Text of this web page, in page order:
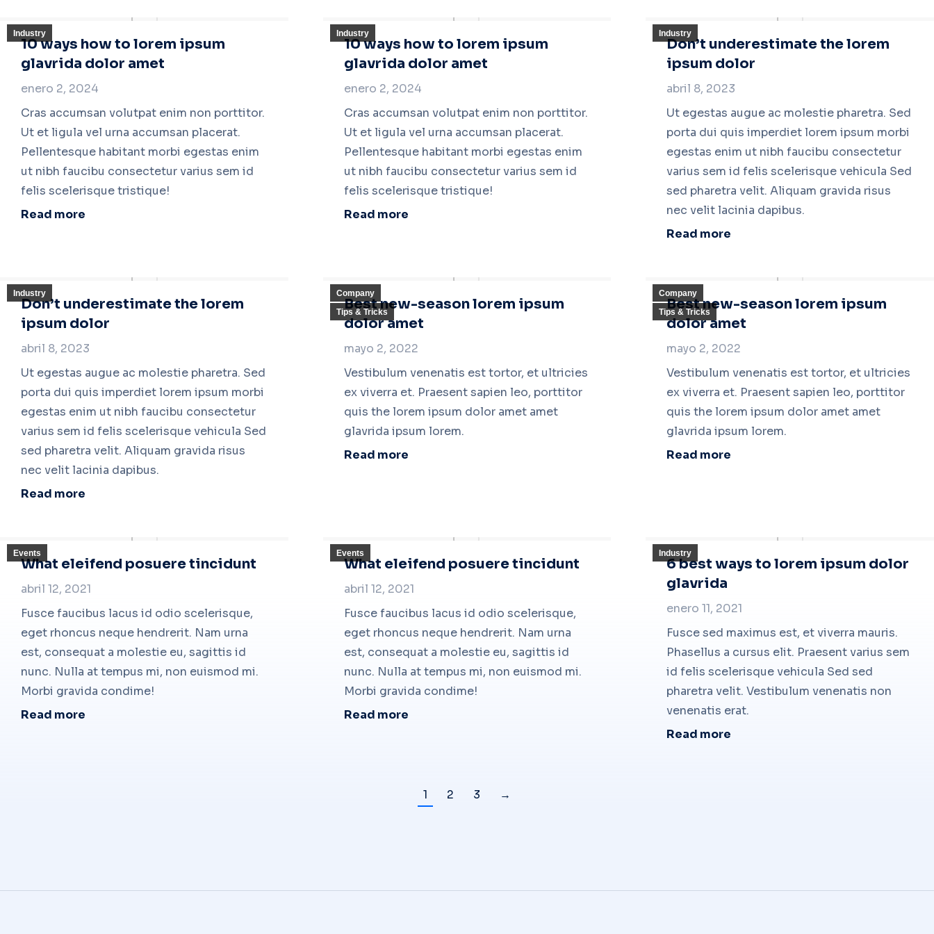
Industry
10 ways how to lorem ipsum
glavrida dolor amet
enero 2, 2024
Cras accumsan volutpat enim non porttitor.
Ut et ligula vel urna accumsan placerat.
Pellentesque habitant morbi egestas enim
ut nibh faucibu consectetur varius sem id
felis scelerisque tristique!
Read more
Industry
10 ways how to lorem ipsum
glavrida dolor amet
enero 2, 2024
Cras accumsan volutpat enim non porttitor.
Ut et ligula vel urna accumsan placerat.
Pellentesque habitant morbi egestas enim
ut nibh faucibu consectetur varius sem id
felis scelerisque tristique!
Read more
Industry
Don’t underestimate the lorem
ipsum dolor
abril 8, 2023
Ut egestas augue ac molestie pharetra. Sed
porta dui quis imperdiet lorem ipsum morbi
egestas enim ut nibh faucibu consectetur
varius sem id felis scelerisque vehicula Sed
sed pharetra velit. Aliquam gravida risus
nec velit lacinia dapibus.
Read more
Industry
Don’t underestimate the lorem
ipsum dolor
abril 8, 2023
Ut egestas augue ac molestie pharetra. Sed
porta dui quis imperdiet lorem ipsum morbi
egestas enim ut nibh faucibu consectetur
varius sem id felis scelerisque vehicula Sed
sed pharetra velit. Aliquam gravida risus
nec velit lacinia dapibus.
Read more
Company
Tips & Tricks
Best new-season lorem ipsum
dolor amet
mayo 2, 2022
Vestibulum venenatis est tortor, et ultricies
ex viverra et. Praesent sapien leo, porttitor
quis the lorem ipsum dolor amet amet
glavrida ipsum lorem.
Read more
Company
Tips & Tricks
Best new-season lorem ipsum
dolor amet
mayo 2, 2022
Vestibulum venenatis est tortor, et ultricies
ex viverra et. Praesent sapien leo, porttitor
quis the lorem ipsum dolor amet amet
glavrida ipsum lorem.
Read more
Events
What eleifend posuere tincidunt
abril 12, 2021
Fusce faucibus lacus id odio scelerisque,
eget rhoncus neque hendrerit. Nam urna
est, consequat a molestie eu, sagittis id
nunc. Nulla at tempus mi, non euismod mi.
Morbi gravida condime!
Read more
Events
What eleifend posuere tincidunt
abril 12, 2021
Fusce faucibus lacus id odio scelerisque,
eget rhoncus neque hendrerit. Nam urna
est, consequat a molestie eu, sagittis id
nunc. Nulla at tempus mi, non euismod mi.
Morbi gravida condime!
Read more
Industry
6 best ways to lorem ipsum dolor
glavrida
enero 11, 2021
Fusce sed maximus est, et viverra mauris.
Phasellus a cursus elit. Praesent varius sem
id felis scelerisque vehicula Sed sed
pharetra velit. Vestibulum venenatis non
venenatis erat.
Read more
1 2 3 →